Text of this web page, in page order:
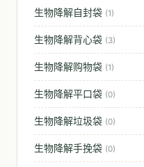
生物降解自封袋 (1)
生物降解背心袋 (3)
生物降解购物袋 (1)
生物降解平口袋 (0)
生物降解垃圾袋 (0)
生物降解手挽袋 (0)